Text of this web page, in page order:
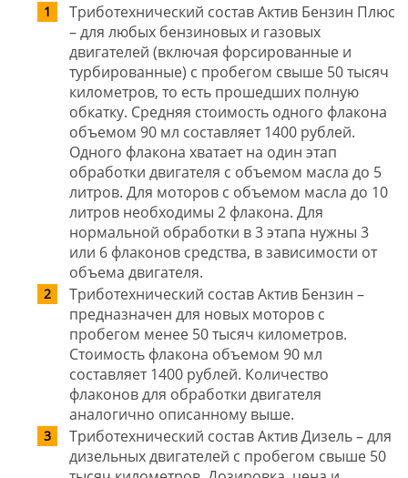
Триботехнический состав Актив Бензин Плюс
– для любых бензиновых и газовых
двигателей (включая форсированные и
турбированные) с пробегом свыше 50 тысяч
километров, то есть прошедших полную
обкатку. Средняя стоимость одного флакона
объемом 90 мл составляет 1400 рублей.
Одного флакона хватает на один этап
обработки двигателя с объемом масла до 5
литров. Для моторов с объемом масла до 10
литров необходимы 2 флакона. Для
нормальной обработки в 3 этапа нужны 3
или 6 флаконов средства, в зависимости от
объема двигателя.
Триботехнический состав Актив Бензин –
предназначен для новых моторов с
пробегом менее 50 тысяч километров.
Стоимость флакона объемом 90 мл
составляет 1400 рублей. Количество
флаконов для обработки двигателя
аналогично описанному выше.
Триботехнический состав Актив Дизель – для
дизельных двигателей с пробегом свыше 50